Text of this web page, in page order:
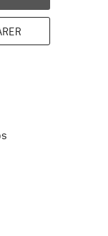
de
Trouve toutes les